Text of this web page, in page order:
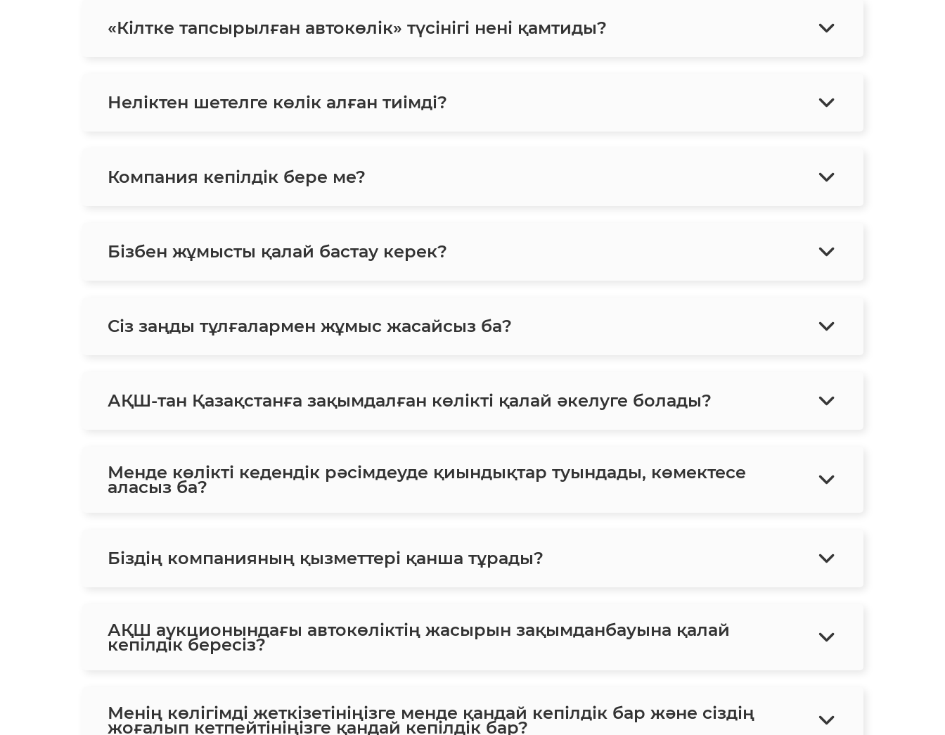
«Кілтке тапсырылған автокөлік» түсінігі нені қамтиды?
Неліктен шетелге көлік алған тиімді?
Компания кепілдік бере ме?
Бізбен жұмысты қалай бастау керек?
Сіз заңды тұлғалармен жұмыс жасайсыз ба?
АҚШ-тан Қазақстанға зақымдалған көлікті қалай әкелуге болады?
Менде көлікті кедендік рәсімдеуде қиындықтар туындады, көмектесе
аласыз ба?
Біздің компанияның қызметтері қанша тұрады?
АҚШ аукционындағы автокөліктің жасырын зақымданбауына қалай
кепілдік бересіз?
Менің көлігімді жеткізетініңізге менде қандай кепілдік бар және сіздің
жоғалып кетпейтініңізге қандай кепілдік бар?